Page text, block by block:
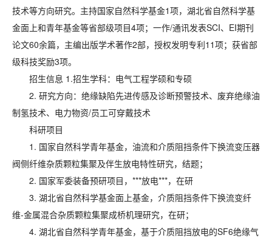
技术等方向研究。主持国家自然科学基金1项，湖北省自然科学基
金面上和青年基金等省部级项目4项；一作/通讯发表SCI、EI期刊
论文60余篇，主编出版学术著作2部，授权发明专利11项；获省部
级科技奖励3项。
招生信息 1.招生学科：电气工程学硕和专硕
2. 研究方向： 绝缘缺陷先进传感及诊断预警技术、废弃绝缘油
制氢技术、电力物资/员工可穿戴技术
科研项目
1. 国家自然科学青年基金，油流和介质阻挡条件下换流变压器
阀侧纤维杂质颗粒集聚及伴生放电特性研究，结题；
2. 国家军委装备预研项目，***放电***，在研
3. 湖北省自然科学基金面上基金，介质阻挡条件下换流变纤
维-金属混合杂质颗粒集聚成桥机理研究，在研；
4. 湖北省自然科学青年基金，基于介质阻挡放电的SF6绝缘气